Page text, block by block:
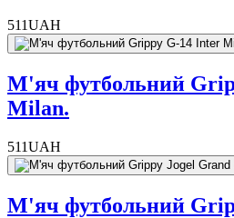
511UAH
М'яч футбольний
Milan.
511UAH
М'яч футбольний